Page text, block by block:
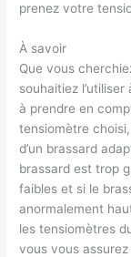
prenez votre
À savoir
Que vous
souhaitiez
à prendre en
tensiomètre
d’un brassard
brassard est trop
faibles et si le
anormalement
les tensiomètres
vous vous